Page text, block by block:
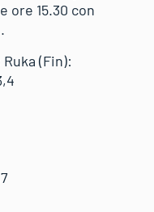
ore 15.30 con
(Fin):